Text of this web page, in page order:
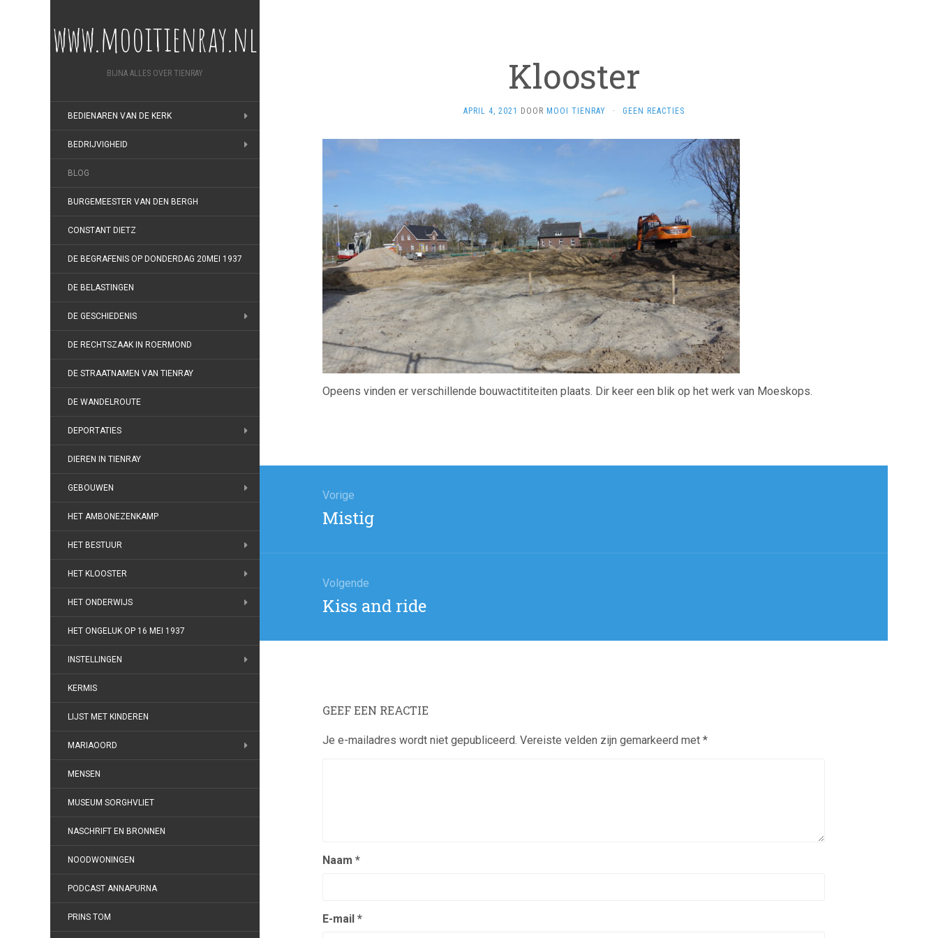
www.mooitienray.nl
BIJNA ALLES OVER TIENRAY
BEDIENAREN VAN DE KERK
BEDRIJVIGHEID
BLOG
BURGEMEESTER VAN DEN BERGH
CONSTANT DIETZ
DE BEGRAFENIS OP DONDERDAG 20MEI 1937
DE BELASTINGEN
DE GESCHIEDENIS
DE RECHTSZAAK IN ROERMOND
DE STRAATNAMEN VAN TIENRAY
DE WANDELROUTE
DEPORTATIES
DIEREN IN TIENRAY
GEBOUWEN
HET AMBONEZENKAMP
HET BESTUUR
HET KLOOSTER
HET ONDERWIJS
HET ONGELUK OP 16 MEI 1937
INSTELLINGEN
KERMIS
LIJST MET KINDEREN
MARIAOORD
MENSEN
MUSEUM SORGHVLIET
NASCHRIFT EN BRONNEN
NOODWONINGEN
PODCAST ANNAPURNA
PRINS TOM
Klooster
APRIL 4, 2021 DOOR MOOI TIENRAY · GEEN REACTIES
Opeens vinden er verschillende bouwactititeiten plaats. Dir keer een blik op het werk van Moeskops.
navigatie
Vorige
Vorig
Mistig
Volgende
Volgend
Kiss and ride
GEEF EEN REACTIE
Je e-mailadres wordt niet gepubliceerd. Vereiste velden zijn gemarkeerd met *
Naam *
E-mail *